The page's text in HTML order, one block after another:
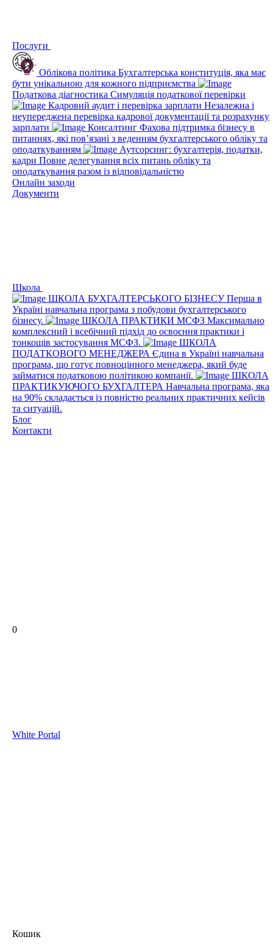
Послуги
Облікова політика Бухгалтерська конституція, яка має
бути унікальною для кожного підприємства
Податкова діагностика Симуляція податкової перевірки
Кадровий аудит і перевірка зарплати Незалежна і
неупереджена перевірка кадрової документації та розрахунку
зарплати
Консалтинг Фахова підтримка бізнесу в
питаннях, які пов’язані з веденням бухгалтерського обліку та
оподаткуванням
Аутсорсинг: бухгалтерія, податки,
кадри Повне делегування всіх питань обліку та
оподаткування разом із відповідальністю
Онлайн заходи
Документи
Школа
ШКОЛА БУХГАЛТЕРСЬКОГО БІЗНЕСУПерша в
Україні навчальна програма з побудови бухгалтерського
бізнесу.
ШКОЛА ПРАКТИКИ МСФЗ Максимально
комплексний і всебічний підхід до освоєння практики і
тонкощів застосування МСФЗ.
ШКОЛА
ПОДАТКОВОГО МЕНЕДЖЕРА Єдина в Україні навчальна
програма, що готує повноцінного менеджера, який буде
займатися податковою політикою компанії.
ШКОЛА
ПРАКТИКУЮЧОГО БУХГАЛТЕРА Навчальна програма, яка
на 90% складається із повністю реальних практичних кейсів
та ситуацій.
Блог
Контакти
0
White Portal
Кошик